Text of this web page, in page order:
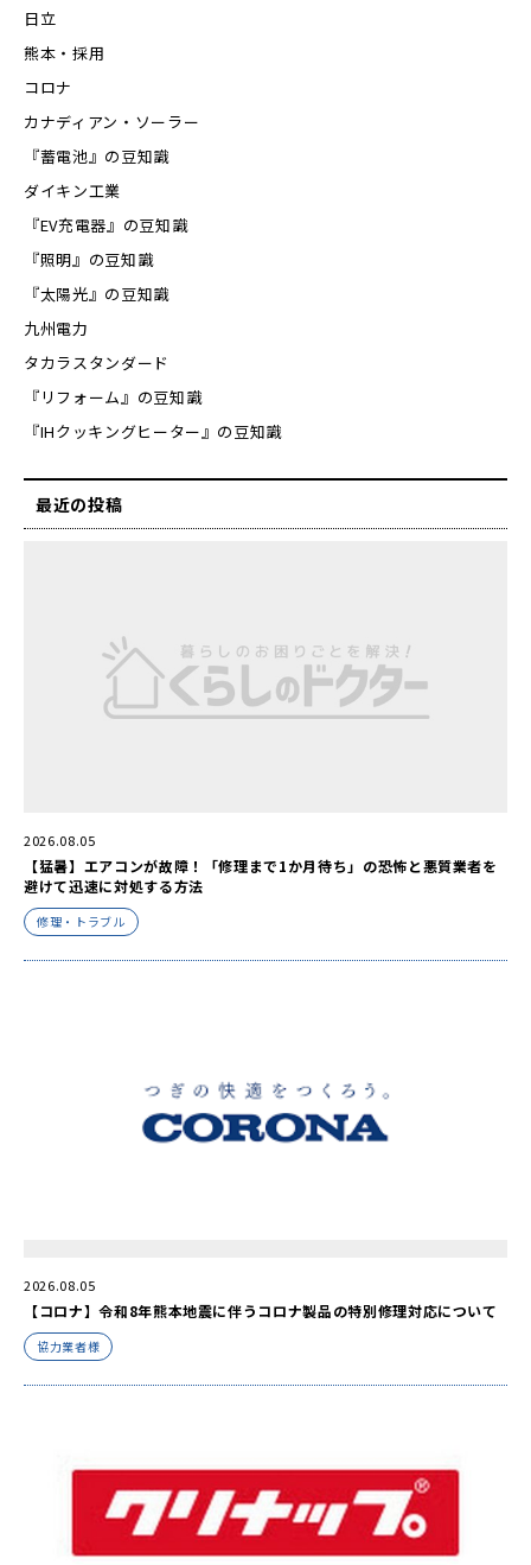
日立
熊本・採用
コロナ
カナディアン・ソーラー
『蓄電池』の豆知識
ダイキン工業
『EV充電器』の豆知識
『照明』の豆知識
『太陽光』の豆知識
九州電力
タカラスタンダード
『リフォーム』の豆知識
『IHクッキングヒーター』の豆知識
最近の投稿
2026.08.05
【猛暑】エアコンが故障！「修理まで1か月待ち」の恐怖と悪質業者を
避けて迅速に対処する方法
修理・トラブル
2026.08.05
【コロナ】令和8年熊本地震に伴うコロナ製品の特別修理対応について
協力業者様